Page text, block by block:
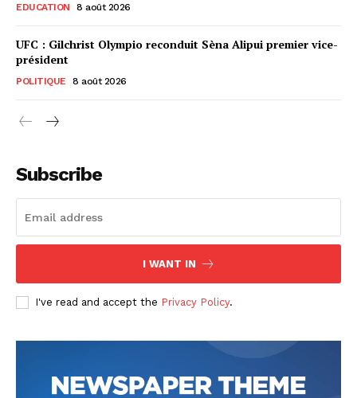
EDUCATION 8 août 2026
UFC : Gilchrist Olympio reconduit Sèna Alipui premier vice-
président
POLITIQUE 8 août 2026
Subscribe
I WANT IN
I've read and accept the Privacy Policy.